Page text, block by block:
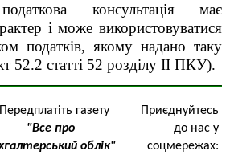
консультація має
і може використовуватися
податків, якому надано таку
52.2 статті 52 розділу ІІ ПКУ).
Передплатіть газету
"Все про
облік"
Приєднуйтесь
до нас у
соцмережах: